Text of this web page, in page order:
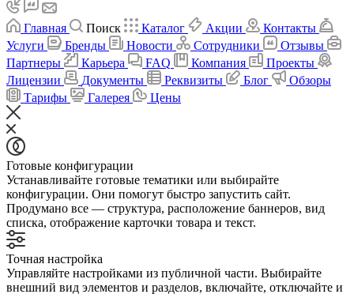
Главная Поиск Каталог Акции
Контакты
Услуги
Бренды Новости Сотрудники
Отзывы
Партнеры
Карьера FAQ Компания
Проекты
Лицензии
Документы Реквизиты Блог
Обзоры
Тарифы
Галерея Цены
Готовые конфигурации
Устанавливайте готовые тематики или выбирайте
конфигурации. Они помогут быстро запустить сайт.
Продумано все — структура, расположение баннеров, вид
списка, отображение карточки товара и текст.
Точная настройка
Управляйте настройками из публичной части. Выбирайте
внешний вид элементов и разделов, включайте, отключайте и